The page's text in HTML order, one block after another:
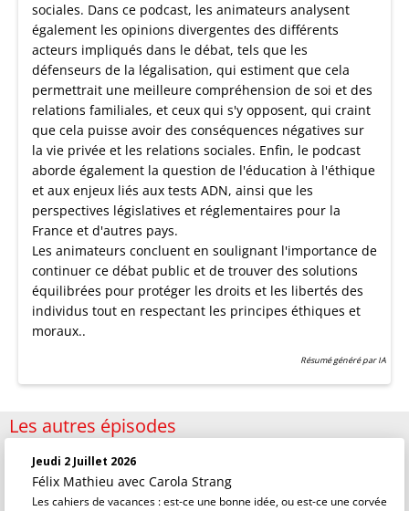
sociales. Dans ce podcast, les animateurs analysent
également les opinions divergentes des différents
acteurs impliqués dans le débat, tels que les
défenseurs de la légalisation, qui estiment que cela
permettrait une meilleure compréhension de soi et des
relations familiales, et ceux qui s'y opposent, qui craint
que cela puisse avoir des conséquences négatives sur
la vie privée et les relations sociales. Enfin, le podcast
aborde également la question de l'éducation à l'éthique
et aux enjeux liés aux tests ADN, ainsi que les
perspectives législatives et réglementaires pour la
France et d'autres pays.
Les animateurs concluent en soulignant l'importance de
continuer ce débat public et de trouver des solutions
équilibrées pour protéger les droits et les libertés des
individus tout en respectant les principes éthiques et
moraux..
Résumé généré par IA
Les autres épisodes
Jeudi 2 Juillet 2026
Félix Mathieu avec Carola Strang
Les cahiers de vacances : est-ce une bonne idée, ou est-ce une corvée